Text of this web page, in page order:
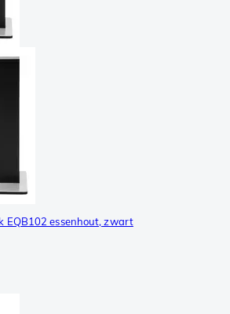
EQB102 essenhout, zwart